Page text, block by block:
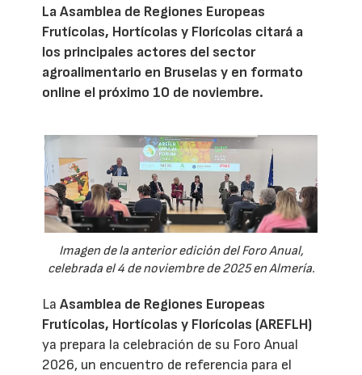
La Asamblea de Regiones Europeas
Frutícolas, Hortícolas y Florícolas citará a
los principales actores del sector
agroalimentario en Bruselas y en formato
online el próximo 10 de noviembre.
Imagen de la anterior edición del Foro Anual,
celebrada el 4 de noviembre de 2025 en Almería.
LaAsamblea de Regiones Europeas
Frutícolas, Hortícolas y Florícolas (AREFLH)
ya prepara la celebración de su Foro Anual
2026, un encuentro de referencia para el